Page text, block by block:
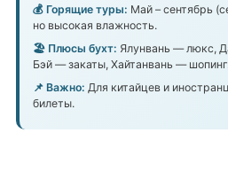
💰 Горящие туры: Май – сентябрь
но высокая влажность.
🏖️ Плюсы бухт: Ялунвань — люкс,
Бэй — закаты, Хайтанвань —
📌 Важно: Для китайцев и
билеты.